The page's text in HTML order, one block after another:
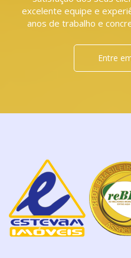
excelente equipe e
anos de trabalho e
Entre